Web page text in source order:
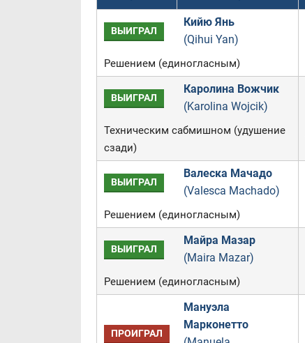
ВЫИГРАЛ
Кийю Янь
(Qihui Yan)
Решением (единогласным)
ВЫИГРАЛ
Каролина Вожчик
(Karolina Wojcik)
Техническим сабмишном (удушение
сзади)
ВЫИГРАЛ
Валеска Мачадо
(Valesca Machado)
Решением (единогласным)
ВЫИГРАЛ
Майра Мазар
(Maira Mazar)
Решением (единогласным)
ПРОИГРАЛ
Мануэла
Марконетто